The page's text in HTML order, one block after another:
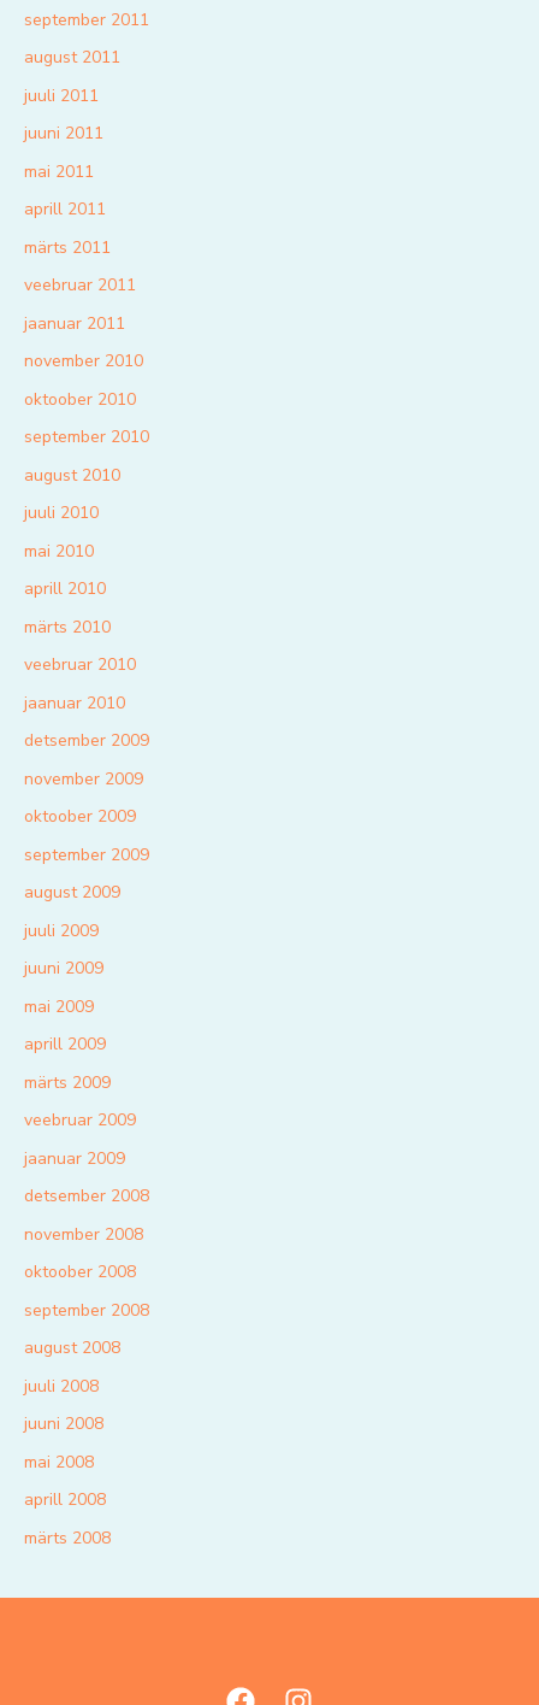
september 2011
august 2011
juuli 2011
juuni 2011
mai 2011
aprill 2011
märts 2011
veebruar 2011
jaanuar 2011
november 2010
oktoober 2010
september 2010
august 2010
juuli 2010
mai 2010
aprill 2010
märts 2010
veebruar 2010
jaanuar 2010
detsember 2009
november 2009
oktoober 2009
september 2009
august 2009
juuli 2009
juuni 2009
mai 2009
aprill 2009
märts 2009
veebruar 2009
jaanuar 2009
detsember 2008
november 2008
oktoober 2008
september 2008
august 2008
juuli 2008
juuni 2008
mai 2008
aprill 2008
märts 2008